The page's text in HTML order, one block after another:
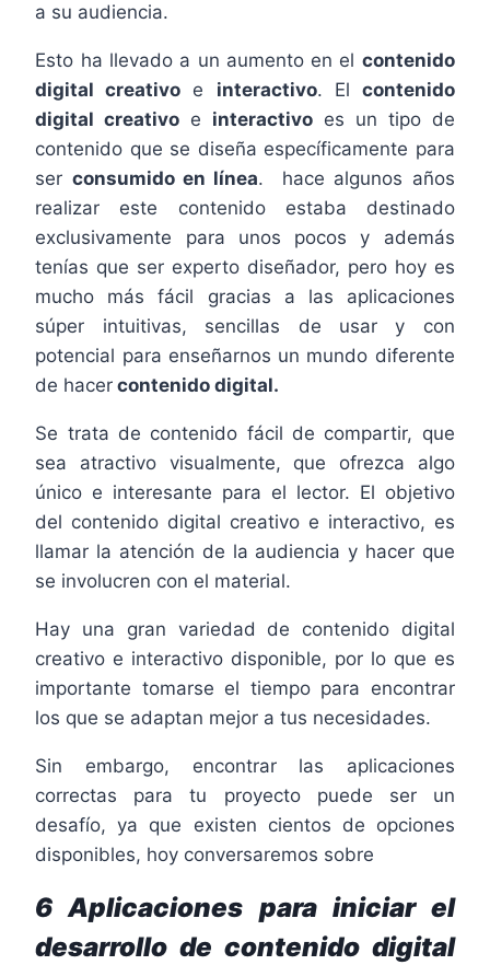
a su audiencia.
Esto ha llevado a un aumento en el contenido
digital creativo e interactivo. El contenido
digital creativo e interactivo es un tipo de
contenido que se diseña específicamente para
ser consumido en línea. hace algunos años
realizar este contenido estaba destinado
exclusivamente para unos pocos y además
tenías que ser experto diseñador, pero hoy es
mucho más fácil gracias a las aplicaciones
súper intuitivas, sencillas de usar y con
potencial para enseñarnos un mundo diferente
de hacer contenido digital.
Se trata de contenido fácil de compartir, que
sea atractivo visualmente, que ofrezca algo
único e interesante para el lector. El objetivo
del contenido digital creativo e interactivo, es
llamar la atención de la audiencia y hacer que
se involucren con el material.
Hay una gran variedad de contenido digital
creativo e interactivo disponible, por lo que es
importante tomarse el tiempo para encontrar
los que se adaptan mejor a tus necesidades.
Sin embargo, encontrar las aplicaciones
correctas para tu proyecto puede ser un
desafío, ya que existen cientos de opciones
disponibles, hoy conversaremos sobre
6 Aplicaciones para iniciar el
desarrollo de contenido digital